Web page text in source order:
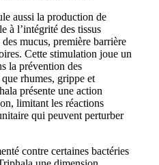
aussi la production de
à l’intégrité des tissus
mucus, première barrière
Cette stimulation joue un
la prévention des
rhumes, grippe et
présente une action
limitant les réactions
qui peuvent perturber
contre certaines bactéries